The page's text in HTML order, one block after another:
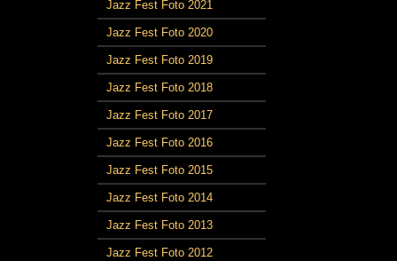
Jazz Fest Foto 2021
Jazz Fest Foto 2020
Jazz Fest Foto 2019
Jazz Fest Foto 2018
Jazz Fest Foto 2017
Jazz Fest Foto 2016
Jazz Fest Foto 2015
Jazz Fest Foto 2014
Jazz Fest Foto 2013
Jazz Fest Foto 2012